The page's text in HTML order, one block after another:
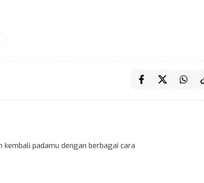
kembali padamu dengan berbagai cara